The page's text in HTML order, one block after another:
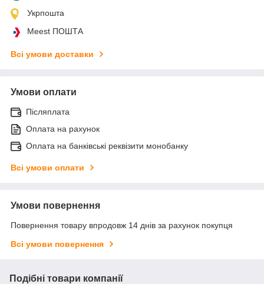
Укрпошта
Meest ПОШТА
Всі умови доставки
Умови оплати
Післяплата
Оплата на рахунок
Оплата на банківські реквізити монобанку
Всі умови оплати
Умови повернення
Повернення товару впродовж 14 днів за рахунок покупця
Всі умови повернення
Подібні товари компанії